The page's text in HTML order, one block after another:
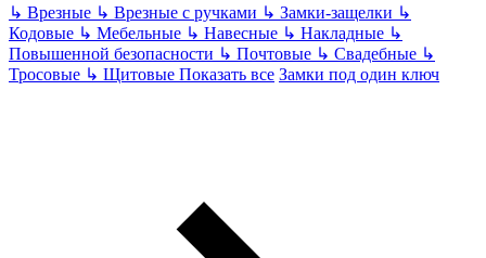
↳ Врезные ↳ Врезные с ручками ↳ Замки-защелки ↳
Кодовые ↳ Мебельные ↳ Навесные ↳ Накладные ↳
Повышенной безопасности ↳ Почтовые ↳ Свадебные ↳
Тросовые ↳ Щитовые Показать все Замки под один ключ